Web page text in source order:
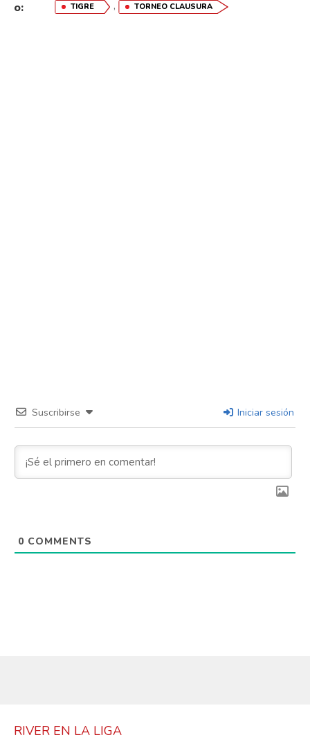
o: TIGRE , TORNEO CLAUSURA
Suscribirse Iniciar sesión
0 COMMENTS
RIVER EN LA LIGA